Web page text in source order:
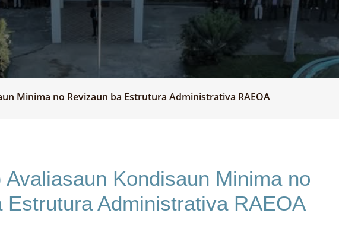
Minima no Revizaun ba Estrutura Administrativa RAEOA
Avaliasaun Kondisaun Minima no
Estrutura Administrativa RAEOA